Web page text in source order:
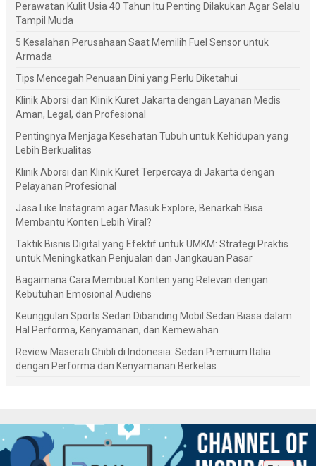
Perawatan Kulit Usia 40 Tahun Itu Penting Dilakukan Agar Selalu
Tampil Muda
5 Kesalahan Perusahaan Saat Memilih Fuel Sensor untuk
Armada
Tips Mencegah Penuaan Dini yang Perlu Diketahui
Klinik Aborsi dan Klinik Kuret Jakarta dengan Layanan Medis
Aman, Legal, dan Profesional
Pentingnya Menjaga Kesehatan Tubuh untuk Kehidupan yang
Lebih Berkualitas
Klinik Aborsi dan Klinik Kuret Terpercaya di Jakarta dengan
Pelayanan Profesional
Jasa Like Instagram agar Masuk Explore, Benarkah Bisa
Membantu Konten Lebih Viral?
Taktik Bisnis Digital yang Efektif untuk UMKM: Strategi Praktis
untuk Meningkatkan Penjualan dan Jangkauan Pasar
Bagaimana Cara Membuat Konten yang Relevan dengan
Kebutuhan Emosional Audiens
Keunggulan Sports Sedan Dibanding Mobil Sedan Biasa dalam
Hal Performa, Kenyamanan, dan Kemewahan
Review Maserati Ghibli di Indonesia: Sedan Premium Italia
dengan Performa dan Kenyamanan Berkelas